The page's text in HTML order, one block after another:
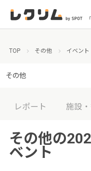
TOP その他 イベント
その他
レポート 施設
その他の
ベント